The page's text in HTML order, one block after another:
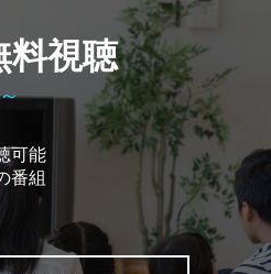
料視聴
可能
番組